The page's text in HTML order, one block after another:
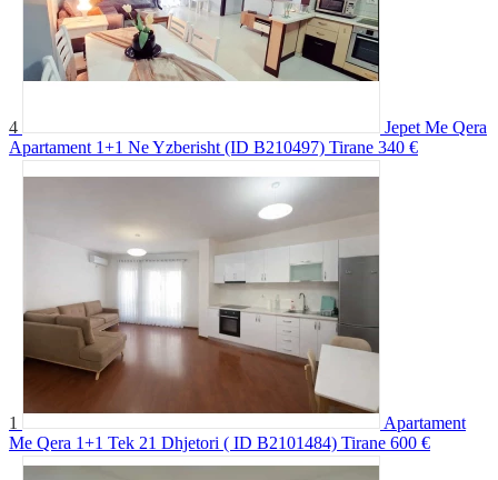
4
Jepet Me Qera
Apartament 1+1 Ne Yzberisht (ID B210497) Tirane 340 €
1
Apartament
Me Qera 1+1 Tek 21 Dhjetori ( ID B2101484) Tirane 600 €